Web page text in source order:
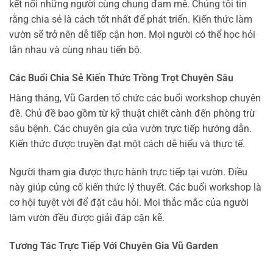
kết nối những người cùng chung đam mê. Chúng tôi tin
rằng chia sẻ là cách tốt nhất để phát triển. Kiến thức làm
vườn sẽ trở nên dễ tiếp cận hơn. Mọi người có thể học hỏi
lẫn nhau và cùng nhau tiến bộ.
Các Buổi Chia Sẻ Kiến Thức Trồng Trọt Chuyên Sâu
Hàng tháng, Vũ Garden tổ chức các buổi workshop chuyên
đề. Chủ đề bao gồm từ kỹ thuật chiết cành đến phòng trừ
sâu bệnh. Các chuyên gia của vườn trực tiếp hướng dẫn.
Kiến thức được truyền đạt một cách dễ hiểu và thực tế.
Người tham gia được thực hành trực tiếp tại vườn. Điều
này giúp củng cố kiến thức lý thuyết. Các buổi workshop là
cơ hội tuyệt vời để đặt câu hỏi. Mọi thắc mắc của người
làm vườn đều được giải đáp cặn kẽ.
Tương Tác Trực Tiếp Với Chuyên Gia Vũ Garden